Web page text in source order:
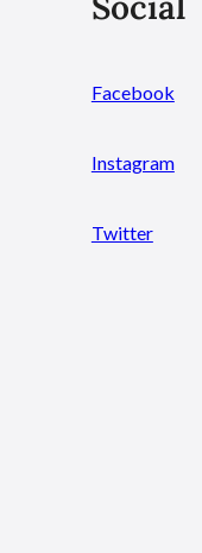
Facebook
Instagram
Twitter